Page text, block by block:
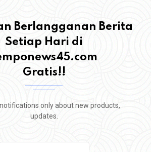
Berlangganan Berita
Setiap Hari di
Gratis!!
only about new products,
updates.